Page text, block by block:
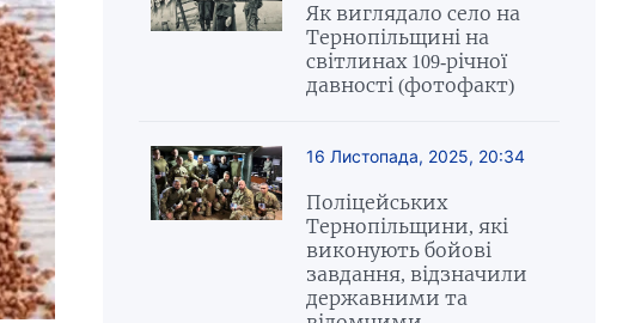
Як виглядало село на
Тернопільщині на
світлинах 109-річної
давності (фотофакт)
16 Листопада, 2025, 20:34
Поліцейських
Тернопільщини, які
виконують бойові
завдання, відзначили
державними та